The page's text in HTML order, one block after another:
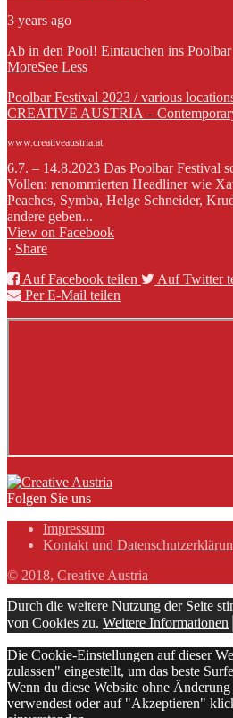
3 years ago
Ab in den Pool! Eintauchen ins
MoreSee Less
Poolbar Festival 2023 / various
CREATIVE AUSTRIA –
www.creativeaustria.at
6.7. – 14.8.2023 Das Poolbar Festival
Vollen: renommierten Headliner wie
Peaches, Symba, Helge Schneider,
andere geben...
View on Facebook
· Share
Auf Facebook teilen
Auf Twitter
Per E-Mail teilen
Folgen Sie uns
Impressum
Kontakt und
© 2018, Creative Austria
Durch die weitere Nutzung der Seite
von Cookies zu. Weitere Informationen
Die Cookie-Einstellungen auf dieser
zulassen" eingestellt, um das beste
Wenn du diese Website ohne
verwendest oder auf "Akzeptieren"